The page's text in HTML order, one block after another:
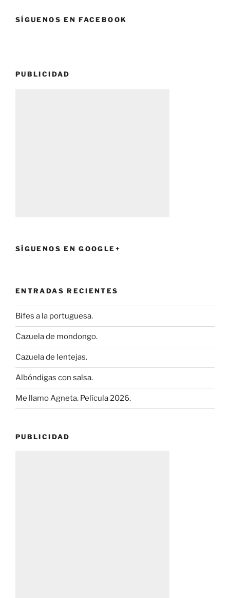
SÍGUENOS EN FACEBOOK
PUBLICIDAD
SÍGUENOS EN GOOGLE+
ENTRADAS RECIENTES
Bifes a la portuguesa.
Cazuela de mondongo.
Cazuela de lentejas.
Albóndigas con salsa.
Me llamo Agneta. Película 2026.
PUBLICIDAD